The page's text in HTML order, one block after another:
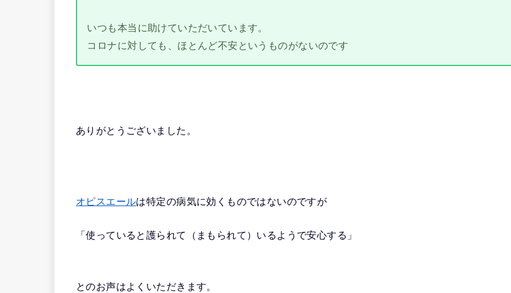
いつも本当に助けていただいています。
コロナに対しても、ほとんど不安というものがないのです
ありがとうございました。
オピスエールは特定の病気に効くものではないのですが
「使っていると護られて（まもられて）いるようで安心する」
とのお声はよくいただきます。